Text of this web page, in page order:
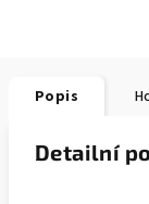
Popis
Detailní